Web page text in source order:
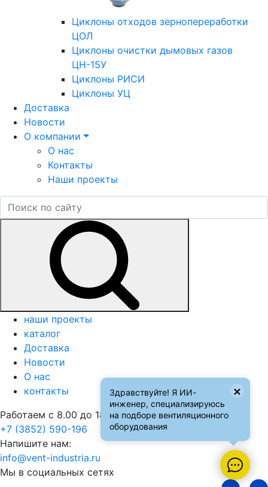
Циклоны отходов зернопереработки
ЦОЛ
Циклоны очистки дымовых газов
ЦН-15У
Циклоны РИСИ
Циклоны УЦ
Доставка
Новости
О компании
О нас
Контакты
Наши проекты
наши проекты
каталог
Доставка
Новости
О нас
контакты
Работаем с 8.00 до 18.00
+7 (3852) 590-196
Напишите нам:
info@vent-industria.ru
Мы в социальных сетях
Здравствуйте! Я ИИ-
инженер, специализируюсь
на подборе вентиляционного
оборудования
×